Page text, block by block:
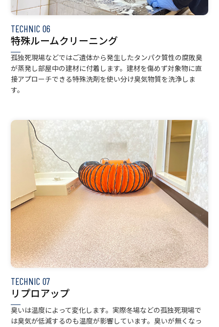
TECHNIC 06
特殊ルームクリーニング
孤独死現場などではご遺体から発生したタンパク質性の腐敗臭
が蒸発し部屋中の建材に付着します。建材を傷めず対象物に直
接アプローチできる特殊洗剤を使い分け臭気物質を洗浄しま
す。
TECHNIC 07
リプロアップ
臭いは温度によって変化します。実際冬場などの孤独死現場で
は臭気が低減するのも温度が影響しています。臭いが無くなっ